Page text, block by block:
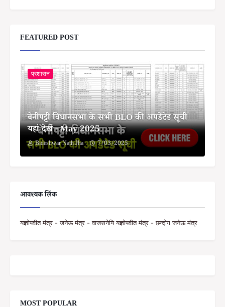
FEATURED POST
प्रशासन
बेनीपट्टी विधानसभा के सभी BLO की अपडेटेड सूची
यहां देखें - May 2025
Bideshwar Nath Jha 7/03/2025
आवश्यक लिंक
यज्ञोपवीत मंत्र - जनेऊ मंत्र - वाजसनेयि यज्ञोपवीत मंत्र - छन्दोग जनेऊ मंत्र
MOST POPULAR